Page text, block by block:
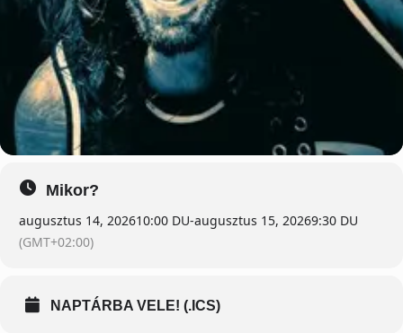
Mikor?
augusztus 14, 202610:00 DU-augusztus 15, 20269:30 DU
(GMT+02:00)
NAPTÁRBA VELE! (.ICS)